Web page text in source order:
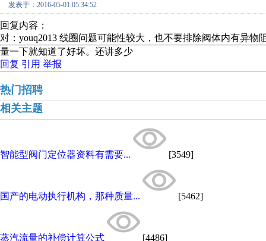
发表于：2016-05-01 05:34:52
回复内容：
对：youq2013 线圈问题可能性较大，也不要排除阀体内有异
量一下就知道了好坏。还讲多少
回复 引用 举报
热门招聘
相关主题
智能型阀门定位器资料有需要... [3549]
国产的电动执行机构，那种质量... [5462]
蒸汽流量的补偿计算公式 [4486]